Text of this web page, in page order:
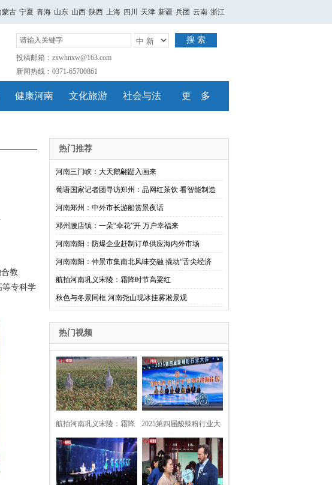
蒙古 宁夏 青海 山东 山西 陕西 上海 四川 天津 新疆 兵团 云南 浙江
搜 索
投稿邮箱：zxwhnxw@163.com
新闻热线：0371-65700861
健康河南 文化旅游 社会与法 更 多
教
等专科学
热门推荐
河南三门峡：大天鹅翩跹入画来
葡语国家记者团寻访郑州：品网红茶饮 看智能制造
河南郑州：中外市长游船赏景夜话
邓州腰店镇：一朵“伞花”开 万户幸福来
河南南阳：防爆企业赶制订单供应海内外市场
河南南阳：仲景市集南北风味交融 撬动“舌尖经济
航拍河南巩义宋陵：霜降时节高粱红
秋色与冬景同框 河南尧山现冰挂雾凇景观
热门视频
航拍河南巩义宋陵：霜降
时节高粱红
2025第四届酸辣粉行业大
会在河南开封举行